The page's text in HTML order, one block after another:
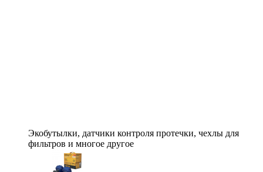
Экобутылки, датчики контроля протечки, чехлы для
фильтров и многое другое